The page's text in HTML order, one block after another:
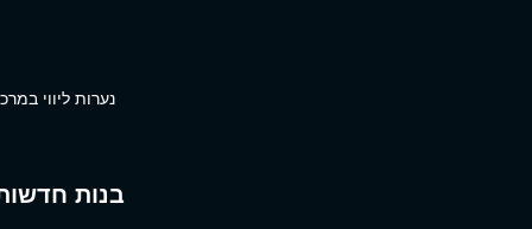
נערות ליווי
בנות